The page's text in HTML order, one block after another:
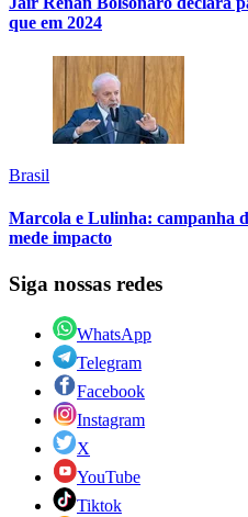
que em 2024
Brasil
Marcola e Lulinha: campanha
mede impacto
Siga nossas redes
WhatsApp
Telegram
Facebook
Instagram
X
YouTube
Tiktok